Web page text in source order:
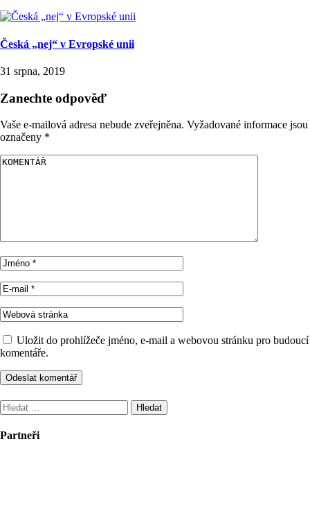
Česká „nej“ v Evropské unii
31 srpna, 2019
Zanechte odpověď
Vaše e-mailová adresa nebude zveřejněna. Vyžadované informace jsou
označeny *
Uložit do prohlížeče jméno, e-mail a webovou stránku pro budoucí
komentáře.
Vyhledávání
Partneři